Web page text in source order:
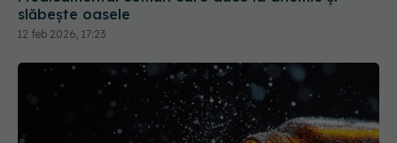
slăbește oasele
12 feb 2026, 17:23